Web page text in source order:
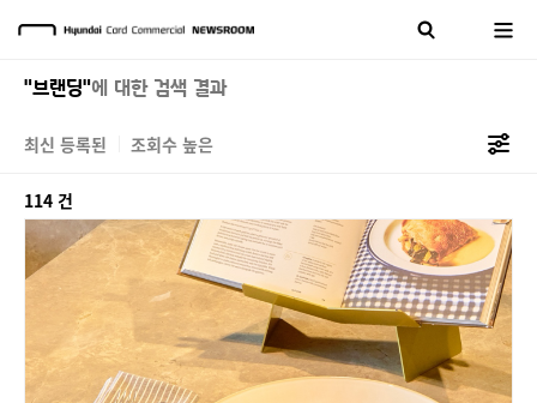
"브랜딩"에 대한 검색 결과
최신 등록된 조회수 높은
114 건